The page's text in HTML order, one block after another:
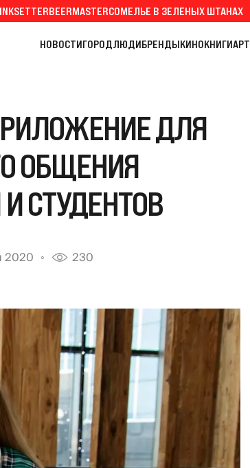
BEERMASTERСОМЕЛЬЕ В ЗЕЛЕНЫХ ШТАНАХ
НОВОСТИГОРОДЛЮДИБРЕНДЫКИНОКНИГИАРТ
ДЛЯ
ОБЩЕНИЯ
СТУДЕНТОВ
2020 230